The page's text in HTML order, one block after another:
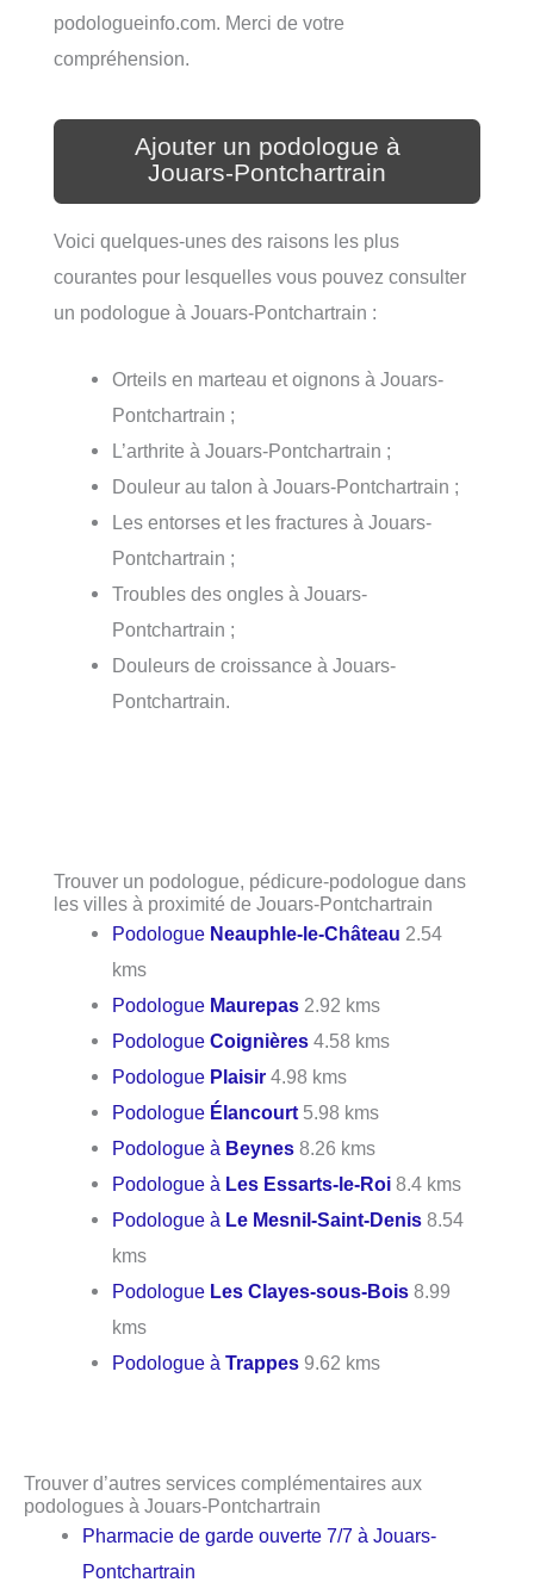
podologueinfo.com. Merci de votre
compréhension.
Ajouter un podologue à
Jouars-Pontchartrain
Voici quelques-unes des raisons les plus
courantes pour lesquelles vous pouvez consulter
un podologue à Jouars-Pontchartrain :
Orteils en marteau et oignons à Jouars-
Pontchartrain ;
L’arthrite à Jouars-Pontchartrain ;
Douleur au talon à Jouars-Pontchartrain ;
Les entorses et les fractures à Jouars-
Pontchartrain ;
Troubles des ongles à Jouars-
Pontchartrain ;
Douleurs de croissance à Jouars-
Pontchartrain.
Trouver un podologue, pédicure-podologue dans
les villes à proximité de Jouars-Pontchartrain
Podologue Neauphle-le-Château 2.54
kms
Podologue Maurepas 2.92 kms
PodologueCoignières 4.58 kms
Podologue Plaisir 4.98 kms
Podologue Élancourt 5.98 kms
Podologue à Beynes 8.26 kms
Podologue à Les Essarts-le-Roi 8.4 kms
Podologue à Le Mesnil-Saint-Denis 8.54
kms
Podologue Les Clayes-sous-Bois 8.99
kms
Podologue àTrappes 9.62 kms
Trouver d’autres services complémentaires aux
podologues à Jouars-Pontchartrain
Pharmacie de garde ouverte 7/7 à Jouars-
Pontchartrain